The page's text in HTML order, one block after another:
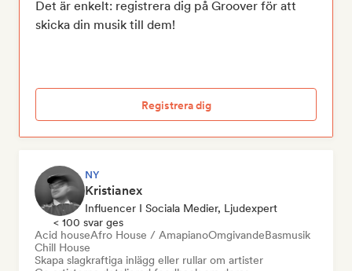
Det är enkelt: registrera dig på Groover för att
skicka din musik till dem!
Registrera dig
NY
Kristianex
Influencer I Sociala Medier, Ljudexpert
< 100 svar ges
Acid houseAfro House / AmapianoOmgivandeBasmusik
Chill House
Skapa slagkraftiga inlägg eller rullar om artister